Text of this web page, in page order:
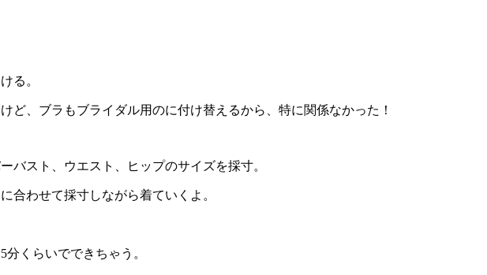
る。
ど、ブラもブライダル用のに付け替えるから、特に関係なかった！
バスト、ウエスト、ヒップのサイズを採寸。
合わせて採寸しながら着ていくよ。
くらいでできちゃう。